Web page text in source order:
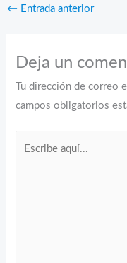
← Entrada anterior
Deja un
Tu dirección de correo
campos obligatorios